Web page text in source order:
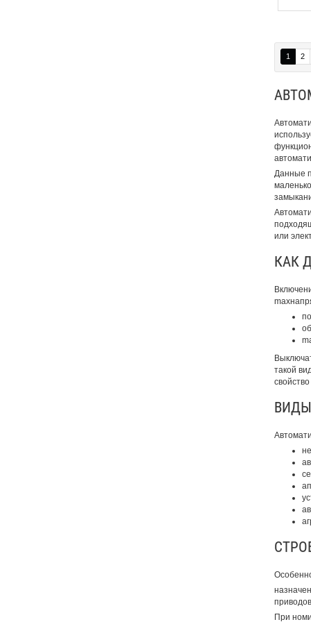
1 2
Данные
или
КАК
такой
При